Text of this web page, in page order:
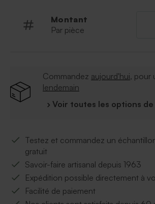
Montant
Par pièce
Commandez aujourd'hui, pour
lendemain
› Voir toutes les options
Testez et commandez un
gratuit
Savoir-faire artisanal depuis 1963
Expédition possible directement à
Facilité de paiement